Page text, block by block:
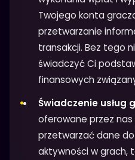
Twojego konta
przetwarzanie
transakcji. Bez tego
świadczyć Ci
finansowych
Świadczenie usług
oferowane przez
przetwarzać dane
aktywności w grach,